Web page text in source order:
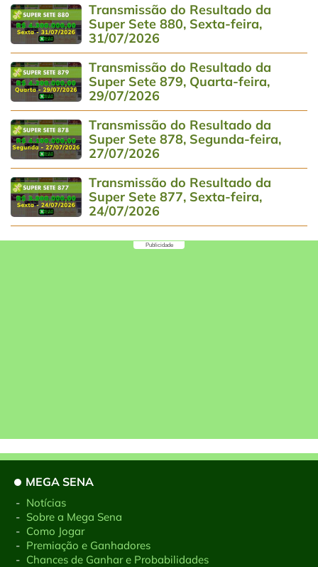
Transmissão do Resultado da
Super Sete 880, Sexta-feira,
31/07/2026
Transmissão do Resultado da
Super Sete 879, Quarta-feira,
29/07/2026
Transmissão do Resultado da
Super Sete 878, Segunda-feira,
27/07/2026
Transmissão do Resultado da
Super Sete 877, Sexta-feira,
24/07/2026
Publicidade
MEGA SENA
- Notícias
- Sobre a Mega Sena
- Como Jogar
- Premiação e Ganhadores
- Chances de Ganhar e Probabilidades